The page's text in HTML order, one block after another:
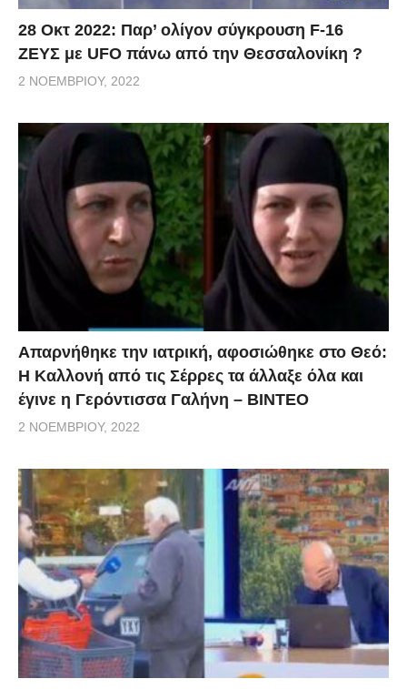
28 Οκτ 2022: Παρ’ ολίγον σύγκρουση F-16
ΖΕΥΣ με UFO πάνω από την Θεσσαλονίκη ?
2 ΝΟΕΜΒΡΊΟΥ, 2022
Απαρνήθηκε την ιατρική, αφοσιώθηκε στο Θεό:
Η Καλλονή από τις Σέρρες τα άλλαξε όλα και
έγινε η Γερόντισσα Γαλήνη – ΒΙΝΤΕΟ
2 ΝΟΕΜΒΡΊΟΥ, 2022